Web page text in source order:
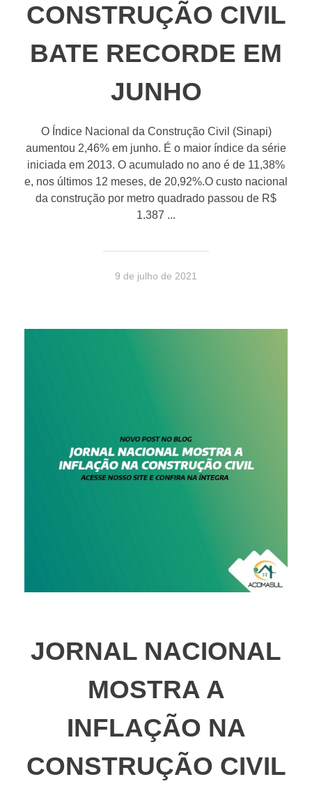
CONSTRUÇÃO CIVIL
BATE RECORDE EM
JUNHO
9 de julho de 2021
O Índice Nacional da Construção Civil (Sinapi)
aumentou 2,46% em junho. É o maior índice da série
iniciada em 2013. O acumulado no ano é de 11,38%
e, nos últimos 12 meses, de 20,92%.O custo nacional
da construção por metro quadrado passou de R$
1.387 ...
JORNAL NACIONAL
MOSTRA A
INFLAÇÃO NA
CONSTRUÇÃO CIVIL